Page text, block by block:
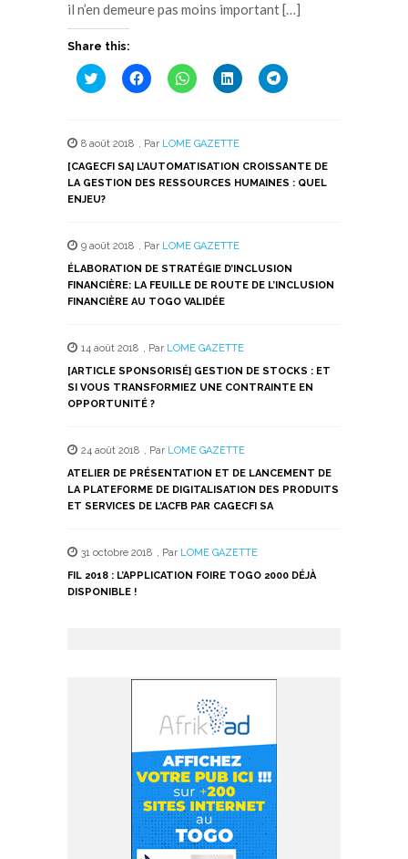
il n’en demeure pas moins important […]
Share this:
Cliquez
pour
une
nouvelle
fenêtre)
Cliquez
pour
une
nouvelle
fenêtre)
Cliquez
pour
une
nouvelle
fenêtre)
Cliquez
pour
une
nouvelle
fenêtre)
Cliquez
pour
nouvelle
fenêtre)
8 août 2018 , Par LOME GAZETTE
[CAGECFI SA] L’AUTOMATISATION CROISSANTE DE
LA GESTION DES RESSOURCES HUMAINES : QUEL
ENJEU?
9 août 2018 , Par LOME GAZETTE
ÉLABORATION DE STRATÉGIE D’INCLUSION
FINANCIÈRE: LA FEUILLE DE ROUTE DE L’INCLUSION
FINANCIÈRE AU TOGO VALIDÉE
14 août 2018 , Par LOME GAZETTE
[ARTICLE SPONSORISÉ] GESTION DE STOCKS : ET
SI VOUS TRANSFORMIEZ UNE CONTRAINTE EN
OPPORTUNITÉ ?
24 août 2018 , Par LOME GAZETTE
ATELIER DE PRÉSENTATION ET DE LANCEMENT DE
LA PLATEFORME DE DIGITALISATION DES PRODUITS
ET SERVICES DE L’ACFB PAR CAGECFI SA
31 octobre 2018 , Par LOME GAZETTE
FIL 2018 : L’APPLICATION FOIRE TOGO 2000 DÉJÀ
DISPONIBLE !